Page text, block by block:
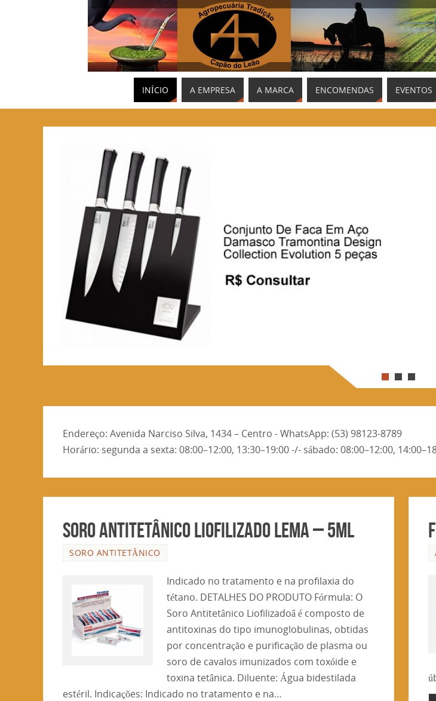
INÍCIO A EMPRESA A MARCA ENCOMENDAS EVENTOS
Endereço: Avenida Narciso Silva, 1434 – Centro - WhatsApp: (53) 98123-8789
Horário: segunda a sexta: 08:00–12:00, 13:30–19:00 -/- sábado: 08:00–12:00,
SORO ANTITETÂNICO LIOFILIZADO LEMA – 5ml
SORO ANTITETÂNICO
Indicado no tratamento e na profilaxia do
tétano. DETALHES DO PRODUTO Fórmula: O
Soro Antitetânico Liofilizadoâ é composto de
antitoxinas do tipo imunoglobulinas, obtidas
por concentração e purificação de plasma ou
soro de cavalos imunizados com toxóide e
toxina tetânica. Diluente: Água bidestilada
estéril. Indicações: Indicado no tratamento e na…